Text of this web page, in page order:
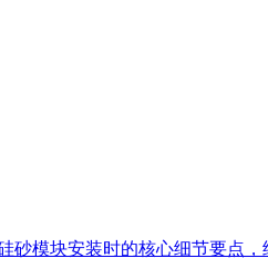
砂模块安装时的核心细节要点